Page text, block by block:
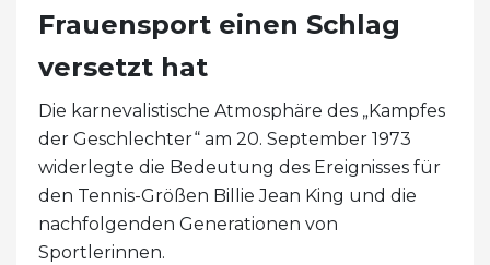
Frauensport einen Schlag
versetzt hat
Die karnevalistische Atmosphäre des „Kampfes
der Geschlechter“ am 20. September 1973
widerlegte die Bedeutung des Ereignisses für
den Tennis-Größen Billie Jean King und die
nachfolgenden Generationen von
Sportlerinnen.